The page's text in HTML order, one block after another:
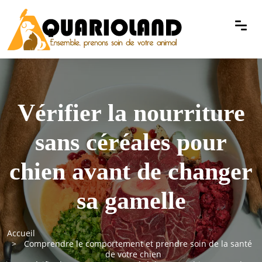
Vérifier la nourriture
sans céréales pour
chien avant de changer
sa gamelle
Accueil
Comprendre le comportement et prendre soin de la santé
de votre chien